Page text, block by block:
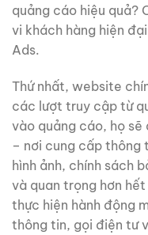
quảng cáo hiệu quả?
vi khách hàng hiện
Ads.
Thứ nhất, website
các lượt truy cập từ
vào quảng cáo, họ
– nơi cung cấp thông
hình ảnh, chính sách
và quan trọng hơn
thực hiện hành động
thông tin, gọi điện tư